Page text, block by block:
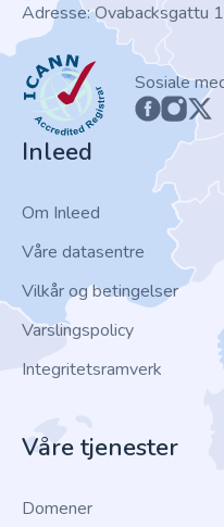
Adresse: Ovabacksgattu
ICANN
Sosiale
Inleed
Om Inleed
Våre datasentre
Vilkår og betingelser
Varslingspolicy
Integritetsramverk
Våre tjenester
Domener